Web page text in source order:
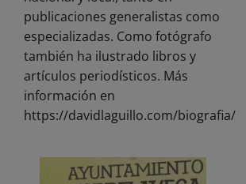
publicaciones generalistas como
especializadas. Como fotógrafo
también ha ilustrado libros y
artículos periodísticos. Más
información en
https://davidlaguillo.com/biografia/